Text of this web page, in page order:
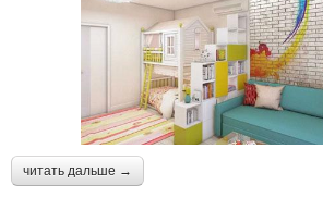
читать дальше →